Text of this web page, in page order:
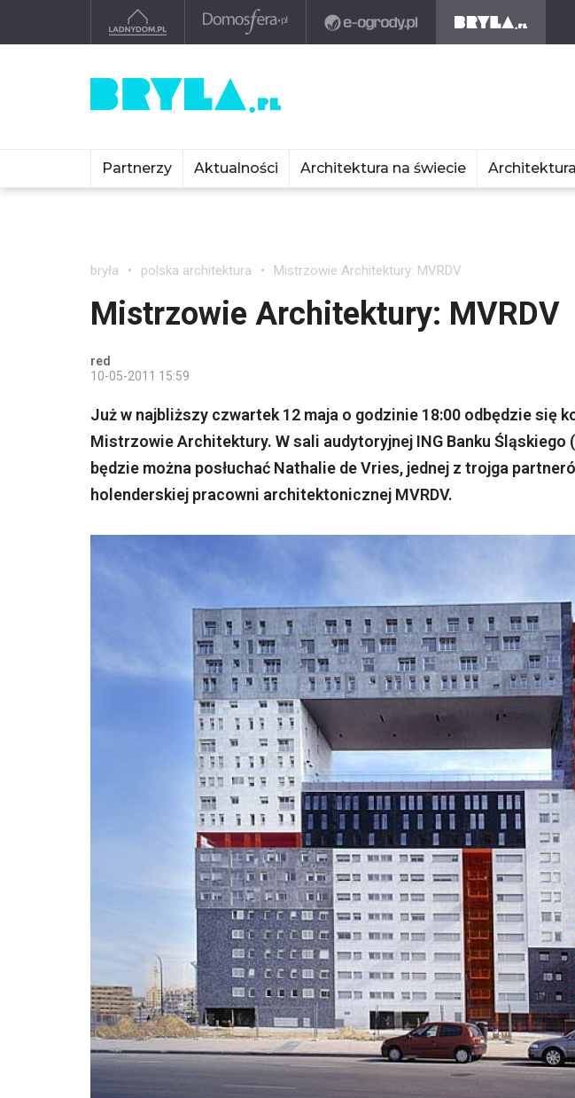
Partnerzy Aktualności Architektura na świecie
bryła polska architektura Mistrzowie Architektury: MVRDV
Mistrzowie Architektury: MVRDV
red
10-05-2011 15:59
Już w najbliższy czwartek 12 maja o godzinie 18:00 odbędzie się
Mistrzowie Architektury. W sali audytoryjnej ING Banku Śląskiego
będzie można posłuchać Nathalie de Vries, jednej z trojga
holenderskiej pracowni architektonicznej MVRDV.